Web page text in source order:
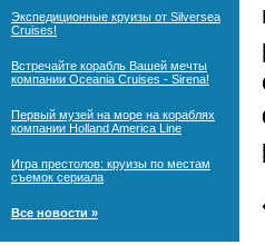
Экспедиционные круизы от Silversea
Cruises!
Встречайте корабль Вашей мечты
компании Oceania Cruises - Sirena!
Первый музей на море на кораблях
компании Holland America Line
Игра престолов: круизы по местам
съемок сериала
Все новости »